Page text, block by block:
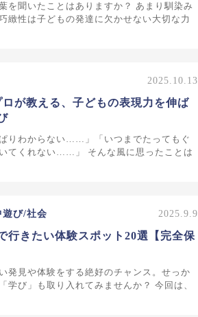
を聞いたことはありますか？ あまり馴染み
緻性は子どもの発達に欠かせない大切な力
2025.10.13
ロが教える、子どもの表現力を伸ば
りわからない……」「いつまでたってもぐ
てくれない……」 そんな風に思ったことは
び/社会 2025.9.9
きたい体験スポット20選【完全保
発見や体験をする絶好のチャンス。せっか
学び」も取り入れてみませんか？ 今回は、